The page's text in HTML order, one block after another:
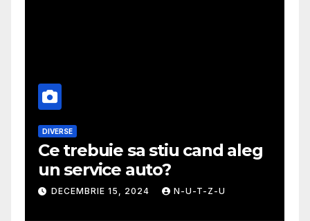
aleg
Ghid util pentru a alege cea
mai potrivita fusta
NOIEMBRIE 30, 2024 N-U-T-Z-U